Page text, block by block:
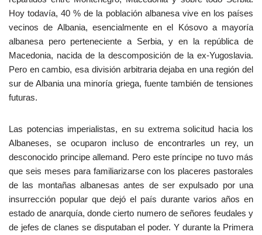
Hoy todavía, 40 % de la población albanesa vive en los países
vecinos de Albania, esencialmente en el Kósovo a mayoría
albanesa pero perteneciente a Serbia, y en la república de
Macedonia, nacida de la descomposición de la ex-Yugoslavia.
Pero en cambio, esa división arbitraria dejaba en una región del
sur de Albania una minoría griega, fuente también de tensiones
futuras.
Las potencias imperialistas, en su extrema solicitud hacia los
Albaneses, se ocuparon incluso de encontrarles un rey, un
desconocido principe allemand. Pero este príncipe no tuvo más
que seis meses para familiarizarse con los placeres pastorales
de las montañas albanesas antes de ser expulsado por una
insurrección popular que dejó el país durante varios años en
estado de anarquía, donde cierto numero de señores feudales y
de jefes de clanes se disputaban el poder. Y durante la Primera